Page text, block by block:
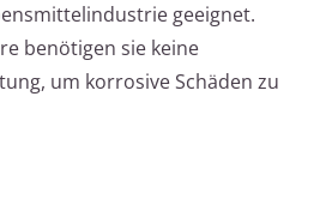
geeignet.
benötigen sie keine
um korrosive Schäden zu